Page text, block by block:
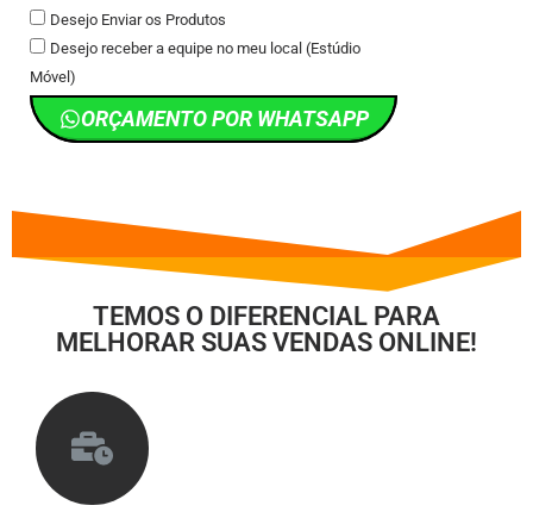
Desejo Enviar os Produtos
Desejo receber a equipe no meu local (Estúdio
Móvel)
ORÇAMENTO POR WHATSAPP
TEMOS O DIFERENCIAL PARA
MELHORAR SUAS VENDAS ONLINE!